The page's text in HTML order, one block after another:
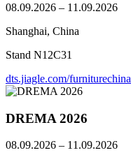
08.09.2026 – 11.09.2026
Shanghai, China
Stand N12C31
dts.jiagle.com/furniturechina
DREMA 2026
08.09.2026 – 11.09.2026